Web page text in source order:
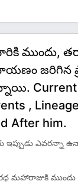
ముందు,
జరిగిన
,
After him.
ఎవరన్నా
మహారాజుకి ముందు